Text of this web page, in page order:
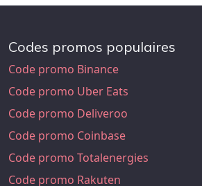
Codes promos populaires
Code promo Binance
Code promo Uber Eats
Code promo Deliveroo
Code promo Coinbase
Code promo Totalenergies
Code promo Rakuten